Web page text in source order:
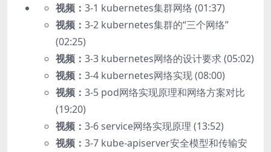
视频： 3-1 kubernetes集群网络 (01:37)
视频： 3-2 kubernetes集群的“三个网络”
(02:25)
视频： 3-3 kubernetes网络的设计要求 (05:02)
视频： 3-4 kubernetes网络实现 (08:00)
视频： 3-5 pod网络实现原理和网络方案对比
(19:20)
视频： 3-6 service网络实现原理 (13:52)
视频： 3-7 kube-apiserver安全模型和传输安